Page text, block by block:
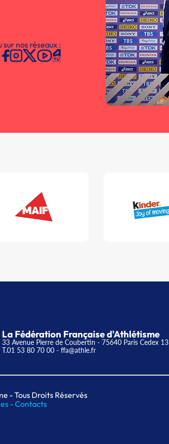
nos réseaux :
La Fédération Française d'Athlétisme
33 Avenue Pierre de Coubertin - 75640 Paris Cedex 13
T.01 53 80 70 00 - ffa@athle.fr
- Tous Droits Réservés
-Contacts